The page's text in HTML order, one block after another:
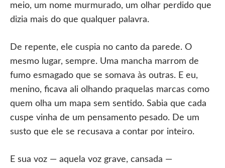
meio, um nome murmurado, um olhar perdido que
dizia mais do que qualquer palavra.
De repente, ele cuspia no canto da parede. O
mesmo lugar, sempre. Uma mancha marrom de
fumo esmagado que se somava às outras. E eu,
menino, ficava ali olhando praquelas marcas como
quem olha um mapa sem sentido. Sabia que cada
cuspe vinha de um pensamento pesado. De um
susto que ele se recusava a contar por inteiro.
E sua voz — aquela voz grave, cansada —